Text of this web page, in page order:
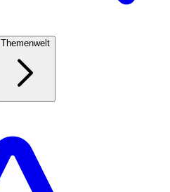
Themenwelt